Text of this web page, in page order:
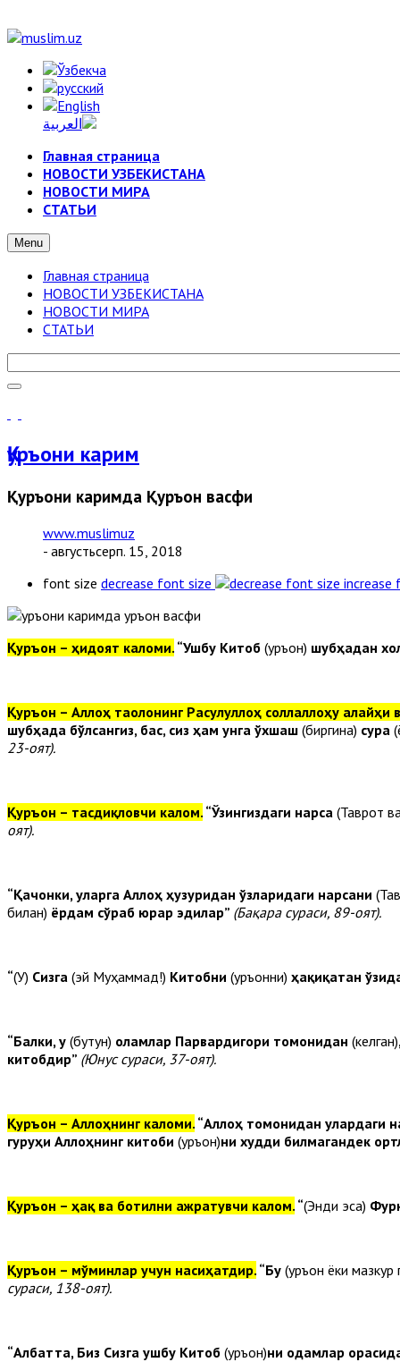
Главная страница
НОВОСТИ УЗБЕКИСТАНА
НОВОСТИ МИРА
СТАТЬИ
Menu
Главная страница
НОВОСТИ УЗБЕКИСТАНА
НОВОСТИ МИРА
СТАТЬИ
Қуръони карим
Қуръони каримда Қуръон васфи
www.muslimuz
- августьсерп. 15, 2018
font size decrease font size increase
Қуръон – ҳидоят каломи. “Ушбу Китоб (Қуръон) шубҳадан
Қуръон – Аллоҳ таолонинг Расулуллоҳ соллаллоҳу алайҳи
шубҳада бўлсангиз, бас, сиз ҳам унга ўхшаш (биргина) сура
23-оят).
Қуръон – тасдиқловчи калом. “Ўзингиздаги нарса (Таврот
оят).
“Қачонки, уларга Аллоҳ ҳузуридан ўзларидаги нарсани
билан) ёрдам сўраб юрар эдилар” (Бақара сураси, 89-оят).
“(У) Сизга (эй Муҳаммад!) Китобни (Қуръонни) ҳақиқатан
“Балки, у (бутун) оламлар Парвардигори томонидан (келган)
китобдир” (Юнус сураси, 37-оят).
Қуръон – Аллоҳнинг каломи. “Аллоҳ томонидан улардаги
гуруҳи Аллоҳнинг китоби (Қуръон)ни худди билмагандек
Қуръон – ҳақ ва ботилни ажратувчи калом. “(Энди эса)
Қуръон – мўминлар учун насиҳатдир. “Бу (Қуръон ёки мазкур
сураси, 138-оят).
“Албатта, Биз Сизга ушбу Китоб (Қуръон)ни одамлар